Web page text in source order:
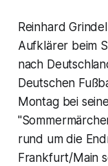
Reinhard
Aufklärer beim
nach
Deutschen
Montag bei
rund um die
Frankfurt/Main